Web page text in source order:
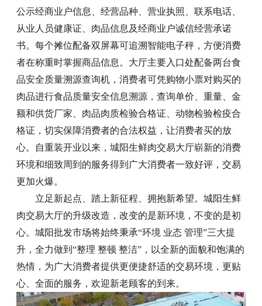
公示经商业户信息、经营品种、营业执照、联系电话、
从业人员健康证、肉品信息及经商业户诚信经营承诺
书。每个摊位配备双屏幕可追溯智能电子秤，方便消费
者在称重时掌握商品信息。大厅主要入口处配备两台食
品安全质量溯源查询机，消费者可凭购物小票对购买的
肉品进行食品质量安全信息溯源，查询单价、重量、金
额和供货厂家、肉品肉质检验合格证、动物检验检疫合
格证，切实保障消费者的合法权益，让消费者买的放
心。自重装开业以来，城阳生鲜肉交易大厅崭新的消费
环境和细致周到的服务得到广大消费者一致好评，交易
更加火爆。
立足新起点、踏上新征程、拥抱新希望。城阳生鲜
肉交易大厅的升级改造，改变的是新环境，不变的是初
心。城阳批发市场将始终秉承“环境 业态 管理”三大提
升，全力做到“整理 整顿 整洁”，以全新的面貌和饱满的
热情，为广大消费者提供更便捷舒适的交易环境，更贴
心、全面的服务，欢迎新老顾客的到来。